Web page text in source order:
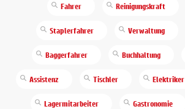
Fahrer Reinigungskraft
Staplerfahrer Verwaltung
Baggerfahrer Buchhaltung
Assistenz Tischler Elektriker
Lagermitarbeiter Gastronomie